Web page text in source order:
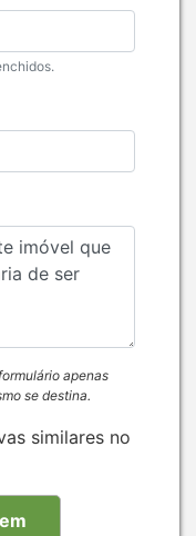
apenas
se destina.
similares no